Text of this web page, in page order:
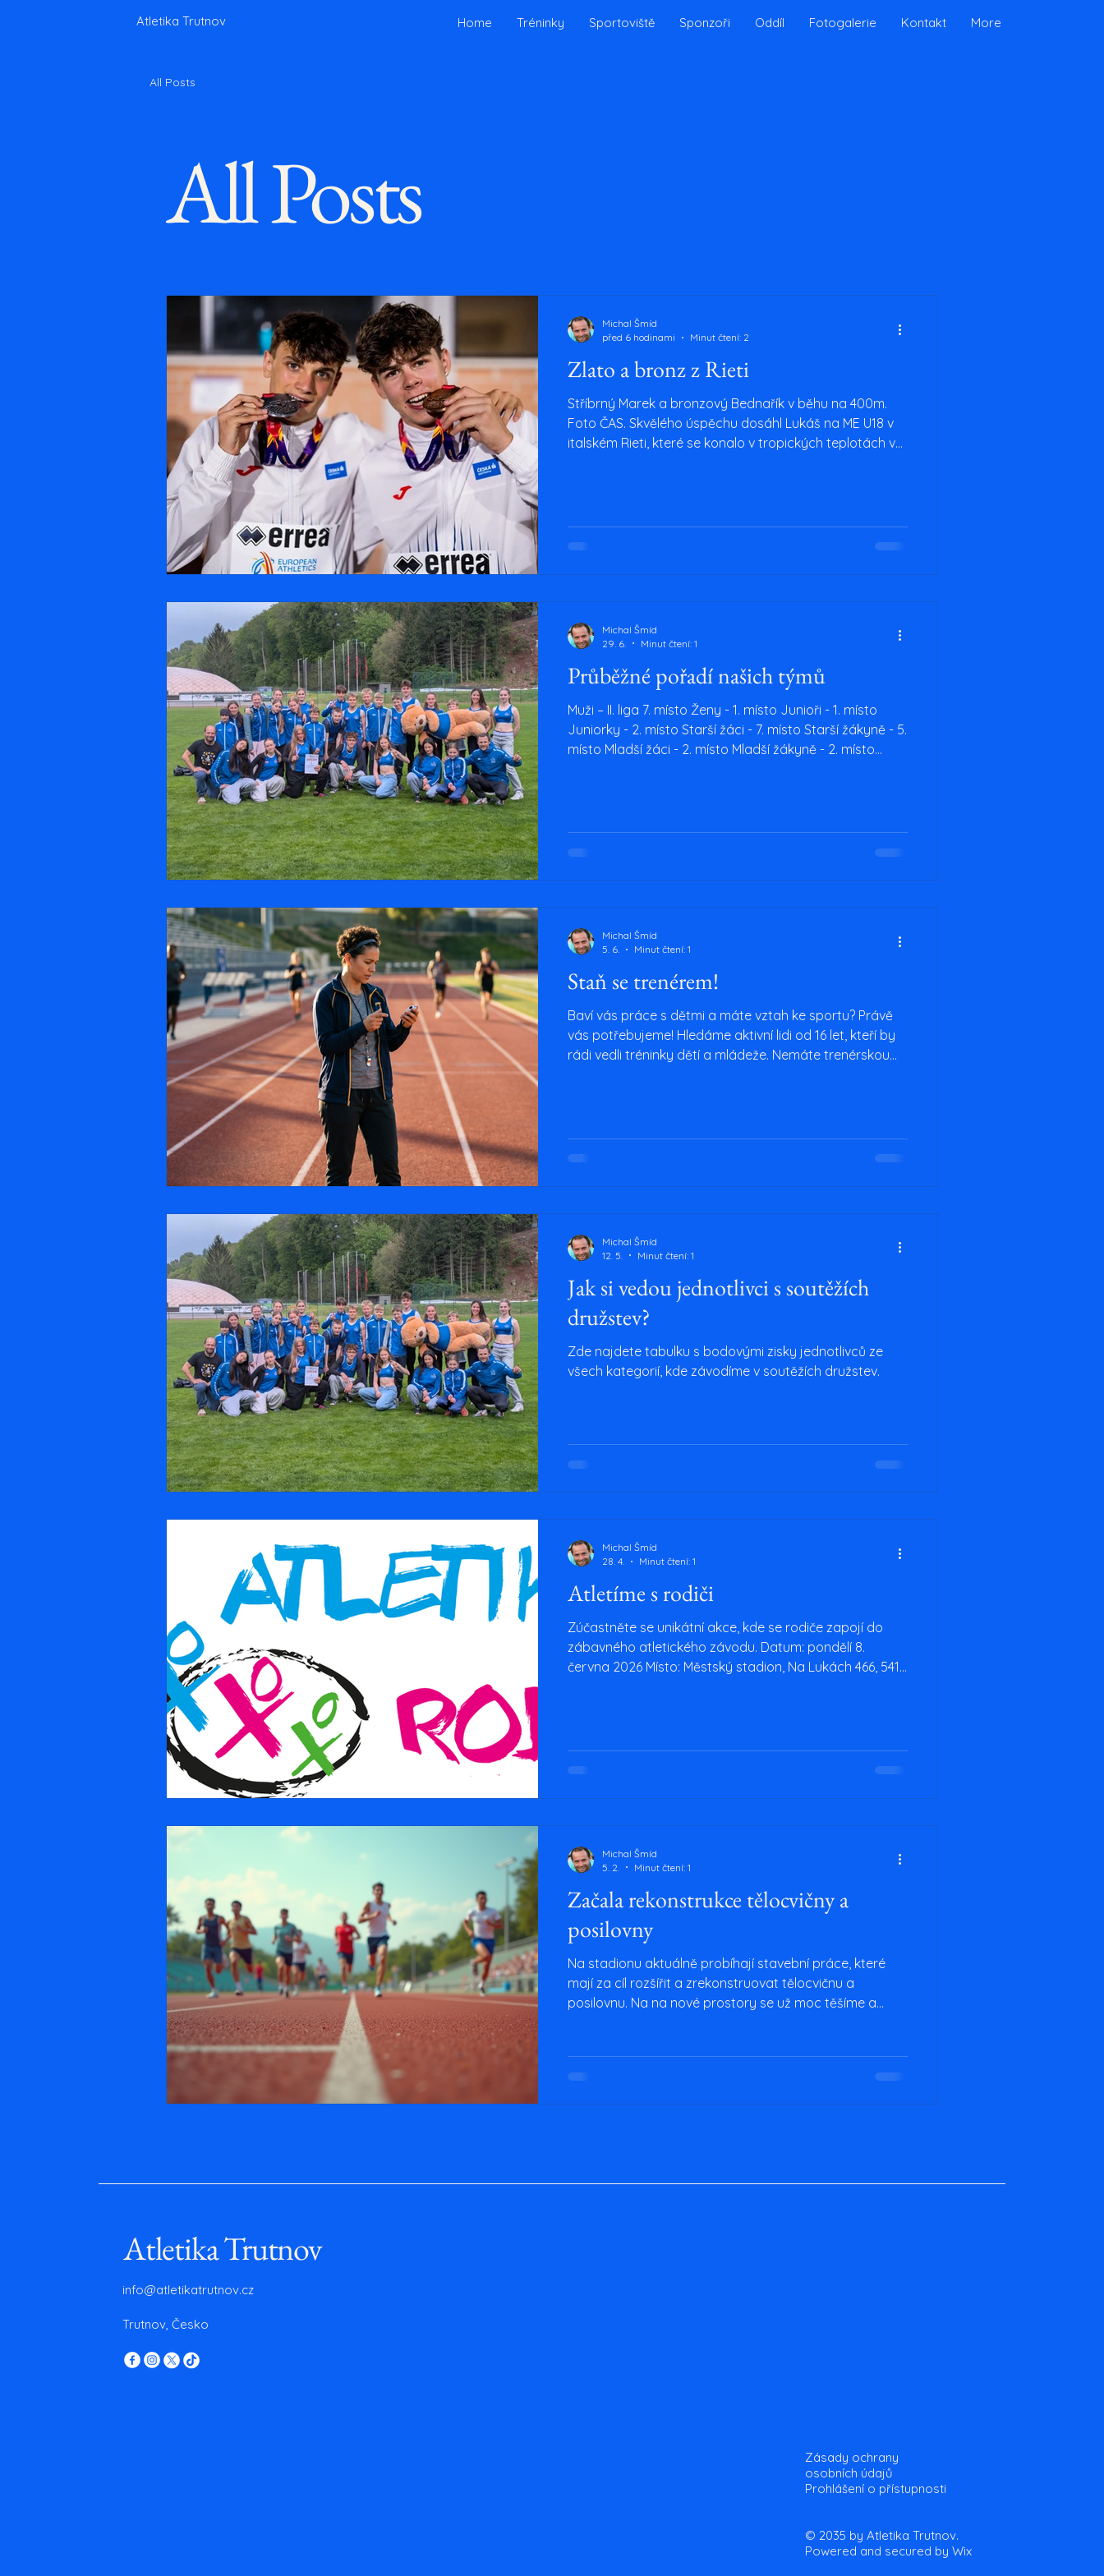
Atletika Trutnov Home Tréninky Sportoviště Sponzoři Oddíl Fotogalerie Kontakt More
All Posts
All Posts
Zlato a bronz z Rieti
Stříbrný Marek a bronzový Bednařík v běhu na 400m.
Foto ČAS. Skvělého úspěchu dosáhl Lukáš na ME U18 v
italském Rieti, které se konalo v tropických teplotách v
dráhu, i přesto kontrolovaně pohlídal 1. místo a přímý
Michal Šmíd
před 6 hodinami
Minut čtení: 2
Průběžné pořadí našich týmů
Muži – II. liga 7. místo Ženy - 1. místo Junioři - 1. místo
Juniorky - 2. místo Starší žáci - 7. místo Starší žákyně - 5.
místo Mladší žáci - 2. místo Mladší žákyně - 2. místo
Michal Šmíd
29. 6.
Minut čtení: 1
Staň se trenérem!
Baví vás práce s dětmi a máte vztah ke sportu? Právě
vás potřebujeme! Hledáme aktivní lidi od 16 let, kteří by
rádi vedli tréninky dětí a mládeže. Nemáte trenérskou
Michal Šmíd
5. 6.
Minut čtení: 1
Jak si vedou jednotlivci s soutěžích
družstev?
Zde najdete tabulku s bodovými zisky jednotlivců ze
všech kategorií, kde závodíme v soutěžích družstev.
Michal Šmíd
12. 5.
Minut čtení: 1
Atletíme s rodiči
Zúčastněte se unikátní akce, kde se rodiče zapojí do
zábavného atletického závodu. Datum: pondělí 8.
června 2026 Místo: Městský stadion, Na Lukách 466, 541
18.00 konec závodů a slavnostní vyhlášení (čas na slzy
Michal Šmíd
28. 4.
Minut čtení: 1
Začala rekonstrukce tělocvičny a
posilovny
Na stadionu aktuálně probíhají stavební práce, které
mají za cíl rozšířit a zrekonstruovat tělocvičnu a
posilovnu. Na na nové prostory se už moc těšíme a
dlouholetým fanouškem, nebo se teprve chystáte
ponořit do světa atletiky, tento článek vám přinese
všechny důležité informace o tom, co se děje v našem
Michal Šmíd
5. 2.
Minut čtení: 1
Atletika Trutnov
info@atletikatrutnov.cz
Trutnov, Česko
Zásady ochrany
osobních údajů
Prohlášení o přístupnosti
© 2035 by Atletika Trutnov.
Powered and secured by Wix